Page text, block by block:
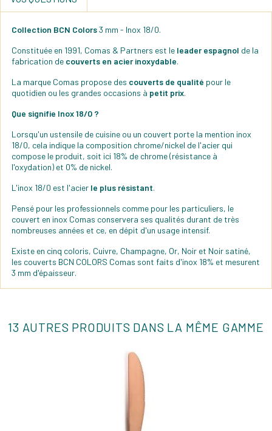
Collection BCN Colors3 mm - Inox 18/0.
Constituée en 1991, Comas & Partners est le leader espagnol de la
fabrication de couverts en acier inoxydable.
La marque Comas propose des couverts de qualité pour le
quotidien ou les grandes occasions à petit prix.
Que signifie Inox 18/0 ?
Lorsqu'un ustensile de cuisine ou un couvert porte la mention inox
18/0, cela indique la composition chrome/nickel de l'acier qui
compose le produit, soit ici 18% de chrome (résistance à
l'oxydation) et 0% de nickel.
L'inox 18/0 est l'acier le plus résistant.
Pensé pour les professionnels comme pour les particuliers, le
couvert en inox Comas conservera ses qualités durant de très
nombreuses années et ce, en dépit d'un usage intensif.
Existe en cinq coloris, Cuivre, Champagne, Or, Noir et Noir satiné,
les couverts BCN COLORS Comas sont faits d'inox 18% et mesurent
3 mm d'épaisseur.
13 AUTRES PRODUITS DANS LA MÊME GAMME